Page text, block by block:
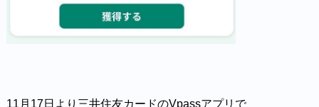
11月17日より三井住友カードのVpassアプリで